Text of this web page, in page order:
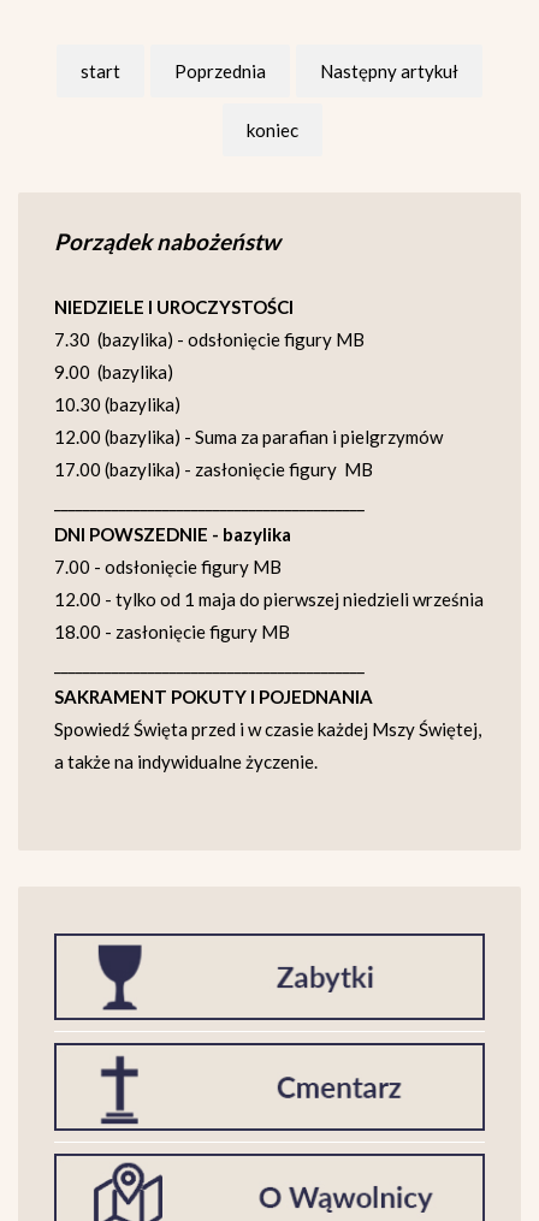
start Poprzednia Następny artykuł
koniec
Porządek nabożeństw
NIEDZIELE I UROCZYSTOŚCI
7.30 (bazylika) - odsłonięcie figury MB
9.00 (bazylika)
10.30 (bazylika)
12.00 (bazylika) - Suma za parafian i pielgrzymów
17.00 (bazylika) - zasłonięcie figury MB
DNI POWSZEDNIE - bazylika
7.00 - odsłonięcie figury MB
12.00 - tylko od 1 maja do pierwszej niedzieli września
18.00 - zasłonięcie figury MB
SAKRAMENT POKUTY I POJEDNANIA
Spowiedź Święta przed i w czasie każdej Mszy Świętej,
a także na indywidualne życzenie.